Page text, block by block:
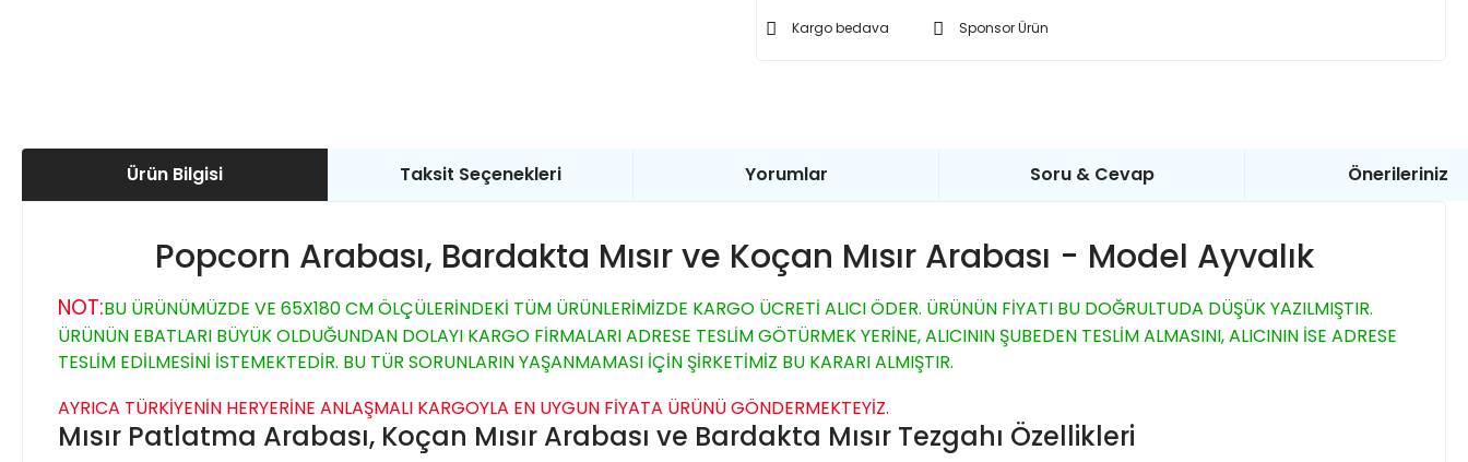
Kargo bedava Sponsor Ürün
Ürün Bilgisi Taksit Seçenekleri Yorumlar Soru & Cevap Önerileriniz
Popcorn Arabası, Bardakta Mısır ve Koçan Mısır Arabası - Model Ayvalık
NOT:BU ÜRÜNÜMÜZDE VE 65X180 CM ÖLÇÜLERİNDEKİ TÜM ÜRÜNLERİMİZDE KARGO ÜCRETİ ALICI ÖDER. ÜRÜNÜN FİYATI BU DOĞRULTUDA DÜŞÜK YAZILMIŞTIR.
ÜRÜNÜN EBATLARI BÜYÜK OLDUĞUNDAN DOLAYI KARGO FİRMALARI ADRESE TESLİM GÖTÜRMEK YERİNE, ALICININ ŞUBEDEN TESLİM ALMASINI, ALICININ İSE ADRESE
TESLİM EDİLMESİNİ İSTEMEKTEDİR. BU TÜR SORUNLARIN YAŞANMAMASI İÇİN ŞİRKETİMİZ BU KARARI ALMIŞTIR.
AYRICA TÜRKİYENİN HERYERİNE ANLAŞMALI KARGOYLA EN UYGUN FİYATA ÜRÜNÜ GÖNDERMEKTEYİZ.
Mısır Patlatma Arabası, Koçan Mısır Arabası ve Bardakta Mısır Tezgahı Özellikleri